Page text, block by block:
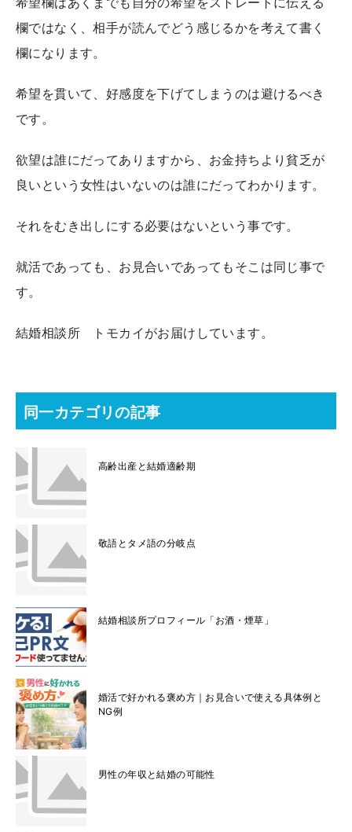
欄ではなく、相手が読んでどう感じるかを考えて書く
欄になります。
希望を貫いて、好感度を下げてしまうのは避けるべき
です。
欲望は誰にだってありますから、お金持ちより貧乏が
良いという女性はいないのは誰にだってわかります。
それをむき出しにする必要はないという事です。
就活であっても、お見合いであってもそこは同じ事で
す。
結婚相談所 トモカイがお届けしています。
同一カテゴリの記事
高齢出産と結婚適齢期
敬語とタメ語の分岐点
結婚相談所プロフィール「お酒・煙草」
婚活で好かれる褒め方｜お見合いで使える具体例と
NG例
男性の年収と結婚の可能性